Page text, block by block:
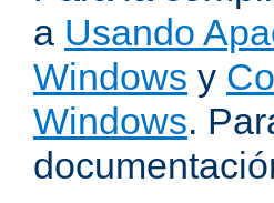
a Usando
Windows y
Windows.